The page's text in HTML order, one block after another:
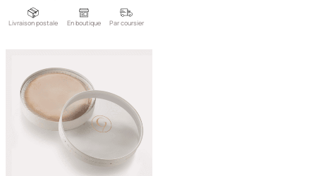
Livraison postale En boutique Par coursier